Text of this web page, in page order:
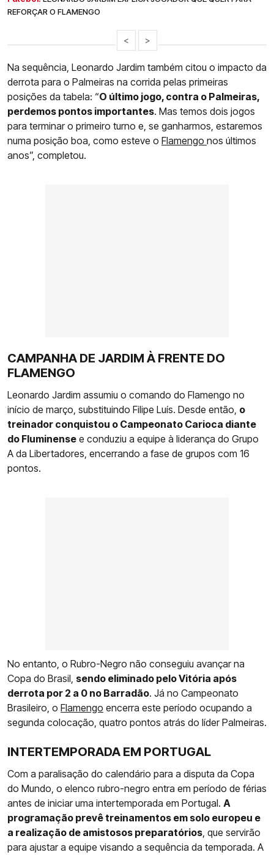
REFORÇAR O FLAMENGO
< >
Na sequência, Leonardo Jardim também citou o impacto da
derrota para o Palmeiras na corrida pelas primeiras
posições da tabela: “O último jogo, contra o Palmeiras,
perdemos pontos importantes. Mas temos dois jogos
para terminar o primeiro turno e, se ganharmos, estaremos
numa posição boa, como esteve o Flamengo nos últimos
anos”, completou.
CAMPANHA DE JARDIM À FRENTE DO
FLAMENGO
Leonardo Jardim assumiu o comando do Flamengo no
início de março, substituindo Filipe Luís. Desde então, o
treinador conquistou o Campeonato Carioca diante
do Fluminense e conduziu a equipe à liderança do Grupo
A da Libertadores, encerrando a fase de grupos com 16
pontos.
No entanto, o Rubro-Negro não conseguiu avançar na
Copa do Brasil, sendo eliminado pelo Vitória após
derrota por 2 a 0 no Barradão. Já no Campeonato
Brasileiro, o Flamengo encerra este período ocupando a
segunda colocação, quatro pontos atrás do líder Palmeiras.
INTERTEMPORADA EM PORTUGAL
Com a paralisação do calendário para a disputa da Copa
do Mundo, o elenco rubro-negro entra em período de férias
antes de iniciar uma intertemporada em Portugal. A
programação prevê treinamentos em solo europeu e
a realização de amistosos preparatórios, que servirão
para ajustar a equipe visando a sequência da temporada. A